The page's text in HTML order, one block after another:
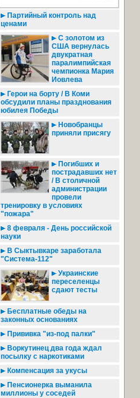
Партийный контроль над
ценами
С золотом из
США вернулась
двукратная
паралимпийская
чемпионка Мария
Иовлева
Герои на борту / В Коми
обсудили планы празднования
юбилея Победы
Новобранцы
приняли присягу
Погибших и
пострадавших нет
/ В столичной
администрации
провели
тренировку в условиях
"пожара"
8 февраля - День российской
науки
В Сыктывкаре заработала
"Система-112"
Украинские
переселенцы
сдают тесты
Бесплатные обеды на
законных основаниях
Прививка "из-под палки"
Воркутинец два года ждал
посылку с наркотиками
Компенсация за укусы
Пенсионерка выманила
миллионы у соседей